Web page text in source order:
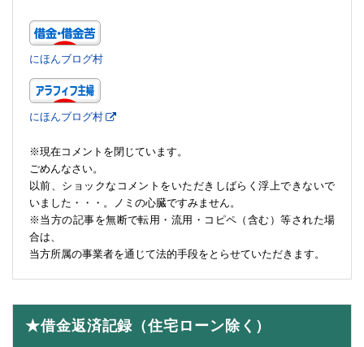
にほんブログ村
にほんブログ村
※現在コメントを閉じています。
ごめんなさい。
以前、ショックなコメントをいただきしばらく浮上できないで
いました・・・。ノミの心臓ですみません。
※当方の記事を無断で転用・流用・コピペ（含む）等された場
合は、
当方所属の事業者を通じて法的手段をとらせていただきます。
★借金返済記録（住宅ローン除く）